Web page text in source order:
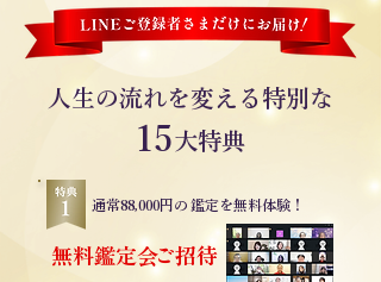
人生の流れを変える特別な
15​大特典
通常88,000円の 鑑定を無料体験！
無料鑑定会ご招待